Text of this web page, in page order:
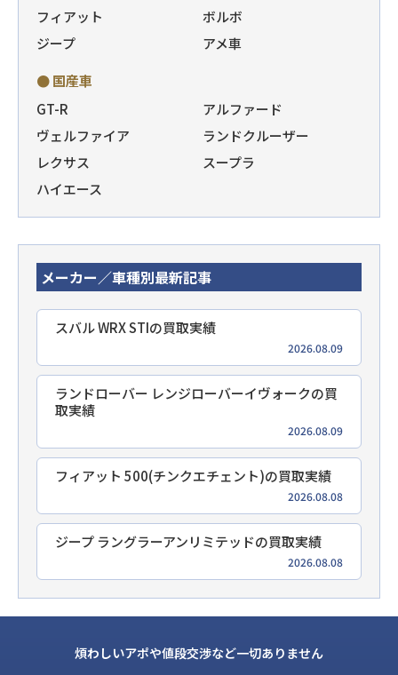
フィアット
ボルボ
ジープ
アメ車
● 国産車
GT-R
アルファード
ヴェルファイア
ランドクルーザー
レクサス
スープラ
ハイエース
メーカー／車種別最新記事
スバル WRX STIの買取実績
2026.08.09
ランドローバー レンジローバーイヴォークの買
取実績
2026.08.09
フィアット 500(チンクエチェント)の買取実績
2026.08.08
ジープ ラングラーアンリミテッドの買取実績
2026.08.08
煩わしいアポや値段交渉など一切ありません